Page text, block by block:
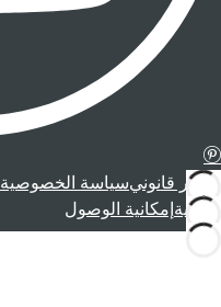
إشعار قانونيسياسة الخصوصية
قانونية إمكانية الوصول